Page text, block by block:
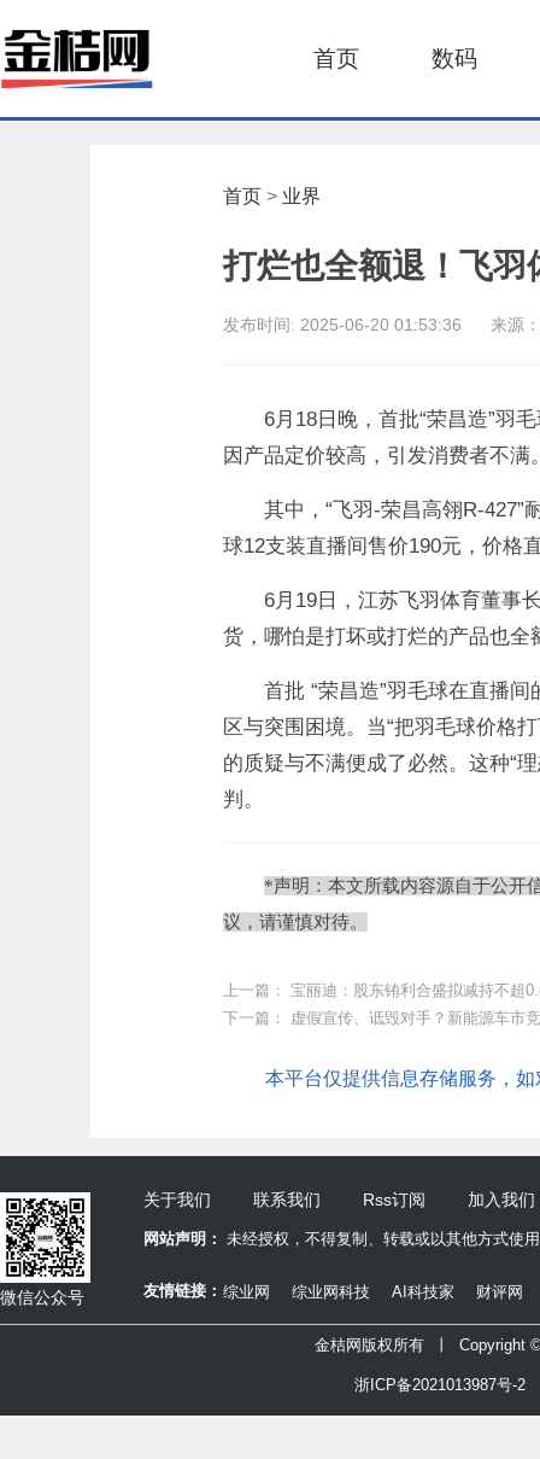
首页 数码
首页 >业界
打烂也全额退！飞
发布时间: 2025-06-20 01:53:36 来源
6月18日晚，首批“荣昌造”羽
因产品定价较高，引发消费者不满
其中，“飞羽-荣昌高翎R-427”
球12支装直播间售价190元，价格
6月19日，江苏飞羽体育董事
货，哪怕是打坏或打烂的产品也全
首批 “荣昌造”羽毛球在直播
区与突围困境。当“把羽毛球价格
的质疑与不满便成了必然。这种“
判。
*声明：本文所载内容源自于公开
议，请谨慎对待。
上一篇： 宝丽迪：股东铕利合盛拟减持不超
下一篇： 虚假宣传、诋毁对手？新能源车市
本平台仅提供信息存储服务，
微信公众号
关于我们 联系我们 Rss订阅 加入我们
网站声明： 未经授权，不得复制、转载或以其他方式使
友情链接： 综业网 综业网科技 AI科技家 财评网
金桔网版权所有 丨 Copyright
浙ICP备2021013987号-2